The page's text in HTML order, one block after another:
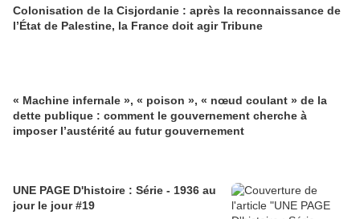
Colonisation de la Cisjordanie : après la reconnaissance de
l’État de Palestine, la France doit agir Tribune
« Machine infernale », « poison », « nœud coulant » de la
dette publique : comment le gouvernement cherche à
imposer l’austérité au futur gouvernement
UNE PAGE D'histoire : Série - 1936 au
jour le jour #19